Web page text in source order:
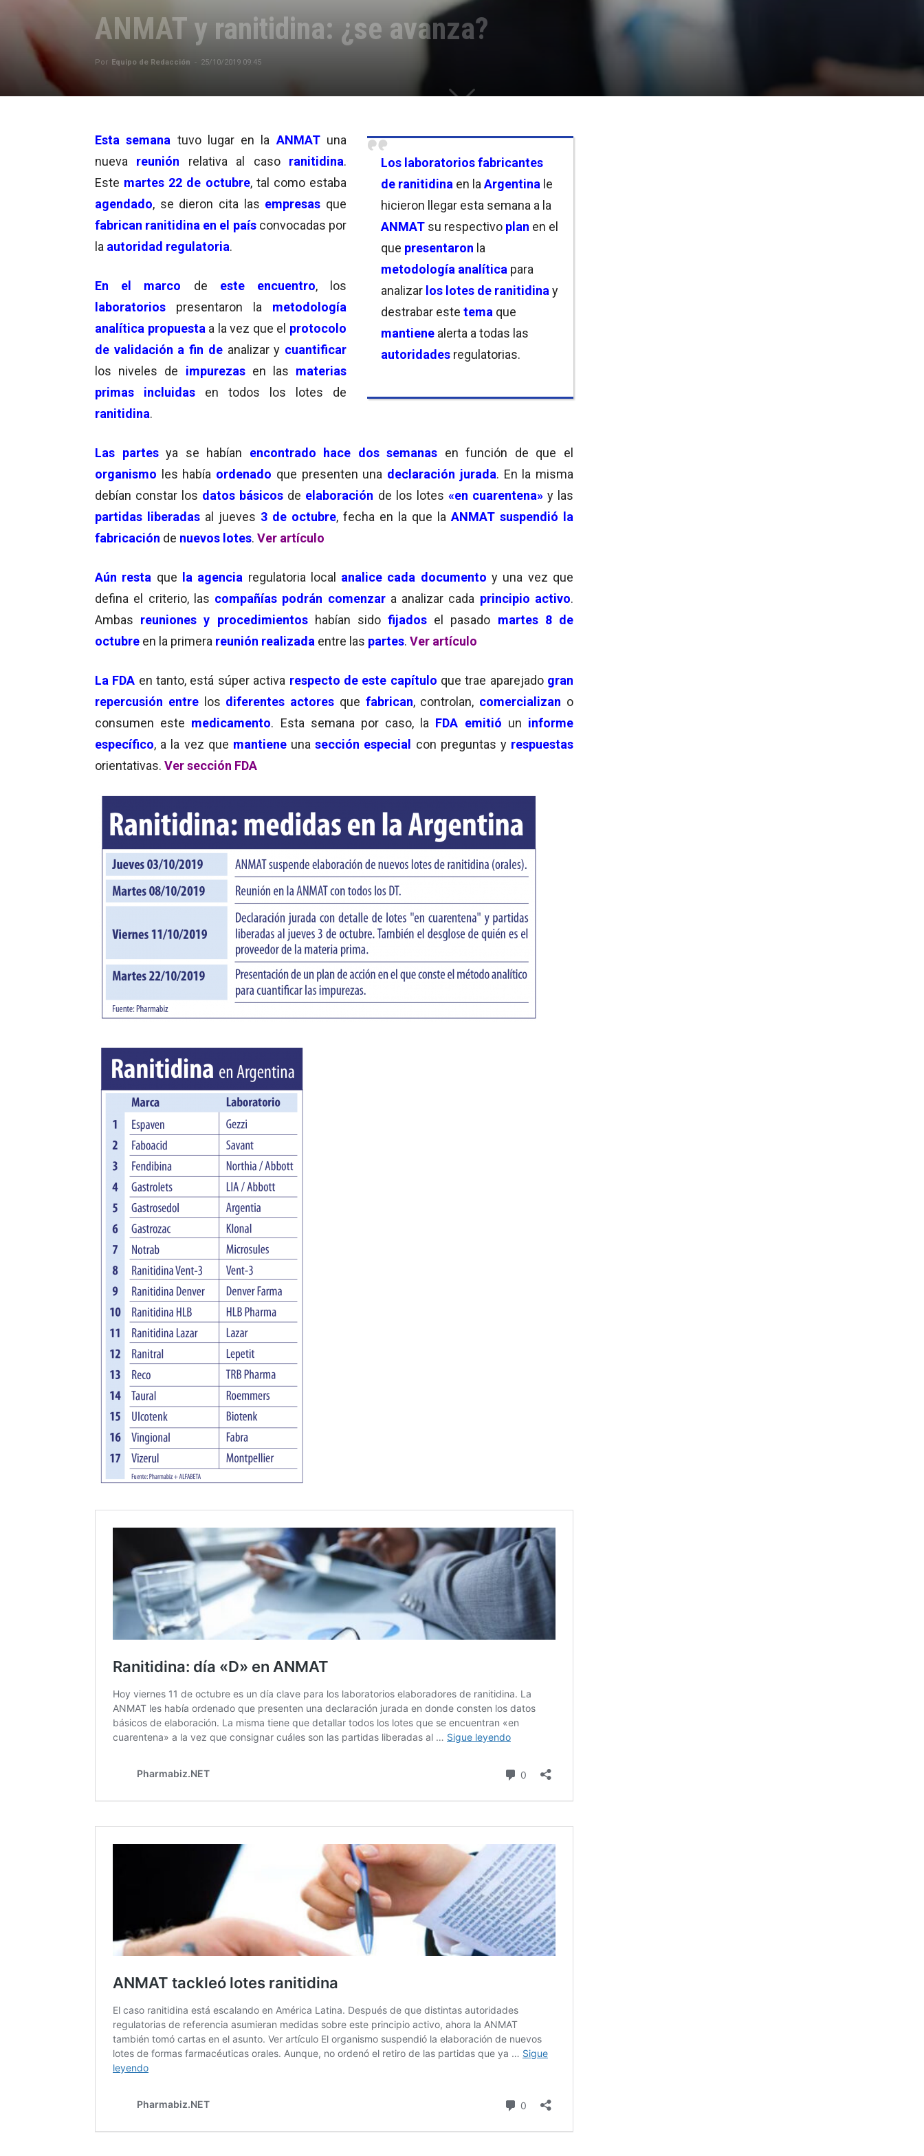
ANMAT y ranitidina: ¿se avanza?
Por Equipo de Redacción - 25/10/2019 09:45
Los laboratorios fabricantes
de ranitidina en la Argentina le
hicieron llegar esta semana a la
ANMAT su respectivo plan en el
que presentaron la
metodología analítica para
analizar los lotes de ranitidina y
destrabar este tema que
mantiene alerta a todas las
autoridades regulatorias.
Esta semana tuvo lugar en la ANMAT una
nueva reunión relativa al caso ranitidina.
Este martes 22 de octubre, tal como estaba
agendado, se dieron cita las empresas que
fabrican ranitidina en el país convocadas por
la autoridad regulatoria.
En el marco de este encuentro, los
laboratorios
presentaron la metodología
analítica propuesta a la vez que el protocolo
de validación a fin de analizar y cuantificar
los niveles de impurezasen las materias
primas incluidas en todos los lotes de
ranitidina.
Las partes ya se habían encontrado hace dos semanas en función de que el
organismo les había ordenado que presenten una declaración jurada. En la misma
debían constar los datos básicos de elaboración de los lotes «en cuarentena»y las
partidas liberadas al jueves 3 de octubre, fecha en la que la ANMAT suspendió la
fabricación de nuevos lotes. Ver artículo
Aún resta que la agencia regulatoria local analice cada documento y una vez que
defina el criterio, las compañías podrán comenzara analizar cada principio activo.
Ambas reuniones y procedimientos habían sidofijados el pasado martes 8 de
octubre en la primera reunión realizada entre las partes. Ver artículo
La FDA en tanto, está súper activa respecto de este capítulo que trae aparejado gran
repercusión entre los diferentes actores que fabrican, controlan, comercializan o
consumen este medicamento. Esta semana por caso, la FDA emitió un informe
específico, a la vez que mantiene unasección especial con preguntas y respuestas
orientativas. Ver sección FDA